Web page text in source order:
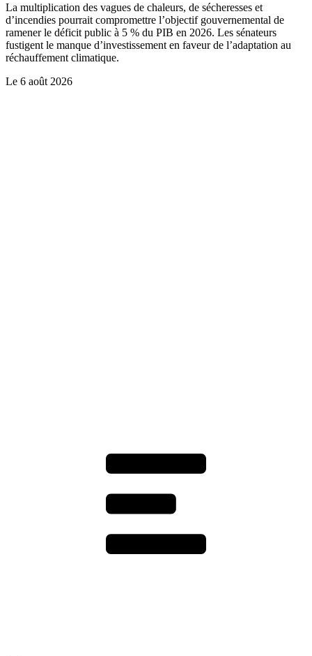
La multiplication des vagues de chaleurs, de sécheresses et
d’incendies pourrait compromettre l’objectif gouvernemental de
ramener le déficit public à 5 % du PIB en 2026. Les sénateurs
fustigent le manque d’investissement en faveur de l’adaptation au
réchauffement climatique.
Le 6 août 2026